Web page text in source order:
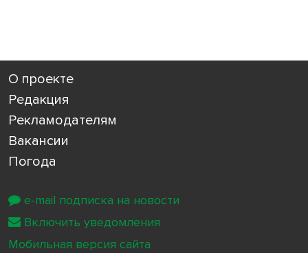
О проекте
Редакция
Рекламодателям
Вакансии
Погода
e-mail подписка на новости
Включить уведомления
Мобильная версия сайта